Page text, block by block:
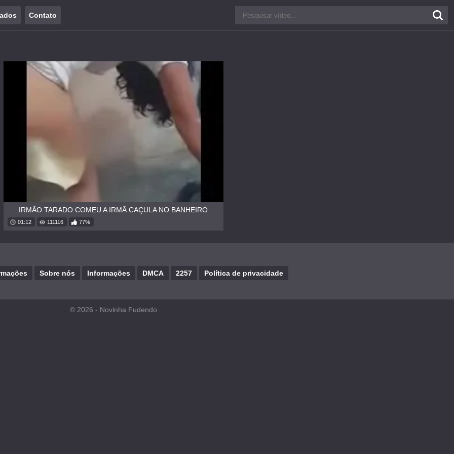
Contato
IRMÃO TARADO COMEU A IRMÃ CAÇULA NO BANHEIRO
01:12 111116 77%
Sobre nós Informações DMCA 2257 Política de privacidade
© 2026 - Novinha Fudendo